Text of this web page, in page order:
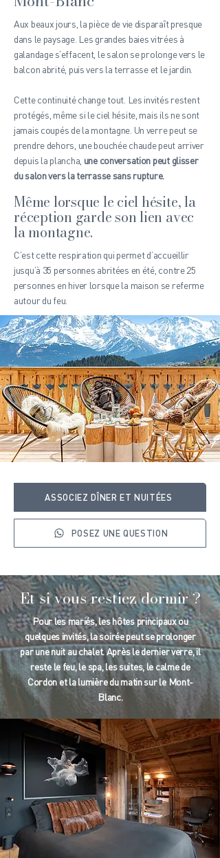
Aux beaux jours, la pièce de vie disparaît presque
dans le paysage. Les grandes baies vitrées à
galandage s’effacent, le salon se prolonge vers le
balcon abrité, puis vers la terrasse et le jardin.
Cette continuité change tout. Les invités restent
protégés, même si le ciel hésite, mais ils ne sont
jamais coupés de la montagne. Un verre peut se
prendre dehors, une bouchée chaude peut arriver
depuis la plancha, une conversation peut glisser
du salon vers la terrasse sans rupture.
Même lorsque le ciel hésite, la
réception garde son lien avec
la montagne.
C’est cette respiration qui permet d’accueillir
jusqu’à 35 personnes abritées en été, contre 25
personnes en hiver lorsque la maison se referme
autour du feu.
ASSOCIEZ DÎNER ET NUITÉES
POSEZ UNE QUESTION
Et si vous restiez dormir ?
Pour les mariés, les hôtes principaux ou
quelques invités, la soirée peut se prolonger
par une nuit au chalet. Après le dernier verre, il
reste le feu, le spa, les suites, le calme de
Cordon et la lumière du matin sur le Mont-
Blanc.